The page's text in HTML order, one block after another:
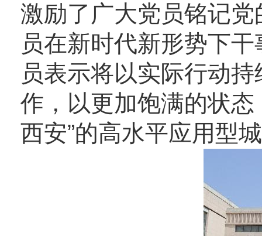
激励了广大党员铭记
员在新时代新形势下
员表示将以实际行动
作，以更加饱满的状
西安”的高水平应用型